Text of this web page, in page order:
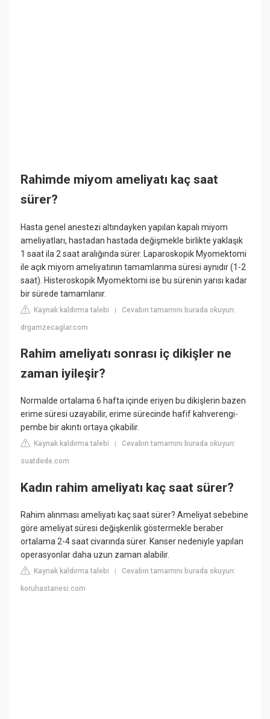
Rahimde miyom ameliyatı kaç saat
sürer?
Hasta genel anestezi altındayken yapılan kapalı miyom
ameliyatları, hastadan hastada değişmekle birlikte yaklaşık
1 saat ila 2 saat aralığında sürer. Laparoskopik Myomektomi
ile açık miyom ameliyatının tamamlanma süresi aynıdır (1-2
saat). Histeroskopik Myomektomi ise bu sürenin yarısı kadar
bir sürede tamamlanır.
Kaynak kaldırma talebi |Cevabın tamamını burada okuyun:
drgamzecaglar.com
Rahim ameliyatı sonrası iç dikişler ne
zaman iyileşir?
Normalde ortalama 6 hafta içinde eriyen bu dikişlerin bazen
erime süresi uzayabilir, erime sürecinde hafif kahverengi-
pembe bir akıntı ortaya çıkabilir.
Kaynak kaldırma talebi |Cevabın tamamını burada okuyun:
suatdede.com
Kadın rahim ameliyatı kaç saat sürer?
Rahim alınması ameliyatı kaç saat sürer? Ameliyat sebebine
göre ameliyat süresi değişkenlik göstermekle beraber
ortalama 2-4 saat civarında sürer. Kanser nedeniyle yapılan
operasyonlar daha uzun zaman alabilir.
Kaynak kaldırma talebi |Cevabın tamamını burada okuyun:
koruhastanesi.com